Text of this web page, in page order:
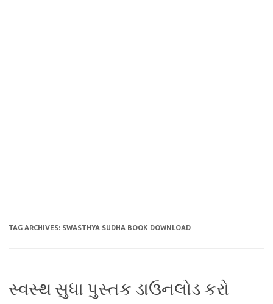
TAG ARCHIVES: SWASTHYA SUDHA BOOK DOWNLOAD
સ્વસ્થ સુધા પુસ્તક ડાઉનલોડ કરો